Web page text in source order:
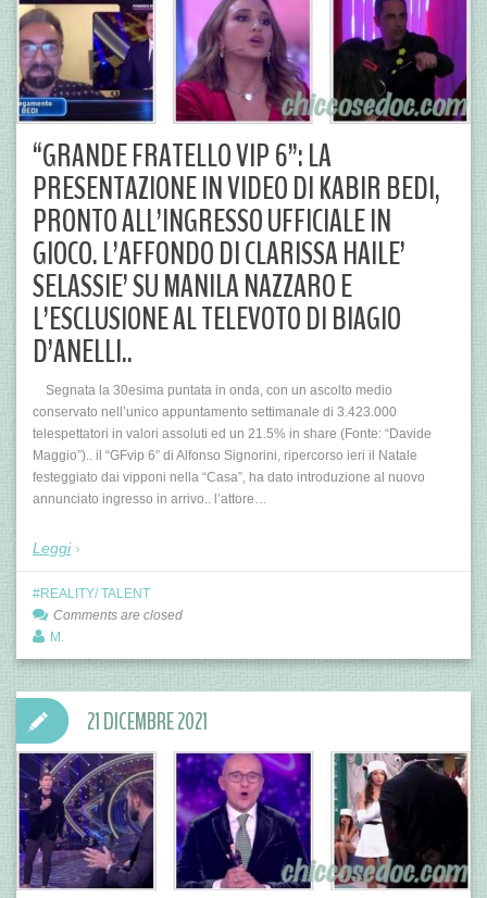
“GRANDE FRATELLO VIP 6”: LA
PRESENTAZIONE IN VIDEO DI KABIR BEDI,
PRONTO ALL’INGRESSO UFFICIALE IN
GIOCO. L’AFFONDO DI CLARISSA HAILE’
SELASSIE’ SU MANILA NAZZARO E
L’ESCLUSIONE AL TELEVOTO DI BIAGIO
D’ANELLI..
Segnata la 30esima puntata in onda, con un ascolto medio
conservato nell’unico appuntamento settimanale di 3.423.000
telespettatori in valori assoluti ed un 21.5% in share (Fonte: “Davide
Maggio”).. il “GFvip 6” di Alfonso Signorini, ripercorso ieri il Natale
festeggiato dai vipponi nella “Casa”, ha dato introduzione al nuovo
annunciato ingresso in arrivo.. l’attore…
Leggi
REALITY/ TALENT
Comments are closed
M.
21 DICEMBRE 2021